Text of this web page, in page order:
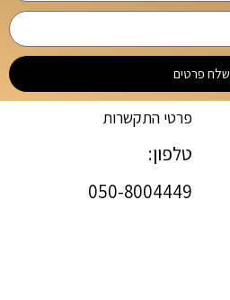
שלח פרטים
פרטי התקשרות
טלפון:
050-8004449